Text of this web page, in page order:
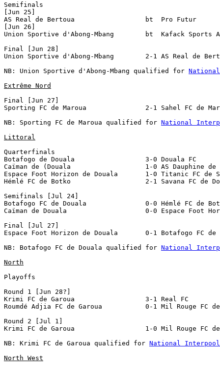
Semifinals
[Jun 25]
AS Real de Bertoua                  bt  Pro Futur
[Jun 26]
Union Sportive d'Abong-Mbang        bt  Kafack Sports
Final [Jun 28]
Union Sportive d'Abong-Mbang        2-1 AS Real de
NB: Union Sportive d'Abong-Mbang qualified for
Extrême Nord
Final [Jun 27]
Sporting FC de Maroua               2-1 Sahel FC de
NB: Sporting FC de Maroua qualified for National
Littoral
Quarterfinals
Botafogo de Douala                  3-0 Douala FC
Caïman de (Douala                   1-0 AS Dauphine de
Espace Foot Horizon de Douala       1-0 Titanic FC
Hémlé FC de Botko                   2-1 Savana FC de
Semifinals [Jul 24]
Botafogo FC de Douala               0-0 Hémlé FC
Caïman de Douala                    0-0 Espace Foot
Final [Jul 27]
Espace Foot Horizon de Douala       0-1
NB: Botafogo FC de Douala qualified for National
North
Playoffs
Round 1 [Jun 28?]
Krimi FC de Garoua                  3-1 Real FC
Roumdé Adjia FC de Garoua           0-1 Mil Rouge FC de
Round 2 [Jul 1]
Krimi FC de Garoua                  1-0 Mil Rouge FC de
NB: Krimi FC de Garoua qualified for National
North West